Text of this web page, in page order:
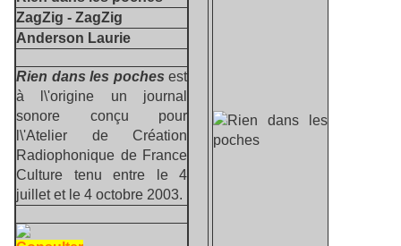
ZagZig - ZagZig
Anderson Laurie
Rien dans les poches est
à l\'origine un journal
sonore conçu pour
l\'Atelier de Création
Radiophonique de France
Culture tenu entre le 4
juillet et le 4 octobre 2003.